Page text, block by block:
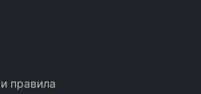
правила